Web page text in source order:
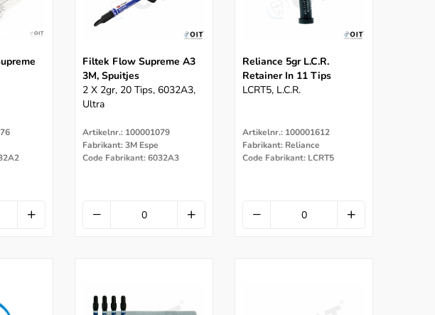
Filtek Flow Supreme A3
3M, Spuitjes
2 X 2gr, 20 Tips, 6032A3,
Ultra
Artikelnr.: 100001079
Fabrikant: 3M Espe
Code Fabrikant: 6032A3
Reliance 5gr L.C.R.
Retainer In 11 Tips
LCRT5, L.C.R.
Artikelnr.: 100001612
Fabrikant: Reliance
Code Fabrikant: LCRT5